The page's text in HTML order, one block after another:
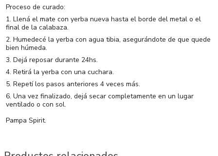
Proceso de curado:
1. Llená el mate con yerba nueva hasta el borde del metal o el
final de la calabaza.
2. Humedecé la yerba con agua tibia, asegurándote de que quede
bien húmeda.
3. Dejá reposar durante 24hs.
4. Retirá la yerba con una cuchara.
5. Repetí los pasos anteriores 4 veces más.
6. Una vez finalizado, dejá secar completamente en un lugar
ventilado o con sol.
Pampa Spirit.